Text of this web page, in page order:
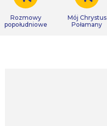
Rozmowy
popołudniowe
Mój Chrystus
Połamany